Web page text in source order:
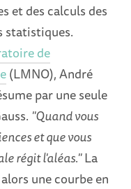
et des calculs des
statistiques.
de
(LMNO), André
par une seule
"Quand vous
et que vous
régit l'aléas."La
une courbe en